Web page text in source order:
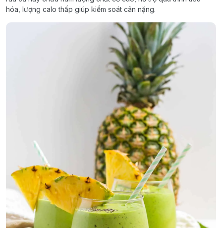
hóa, lượng calo thấp giúp kiểm soát cân nặng.